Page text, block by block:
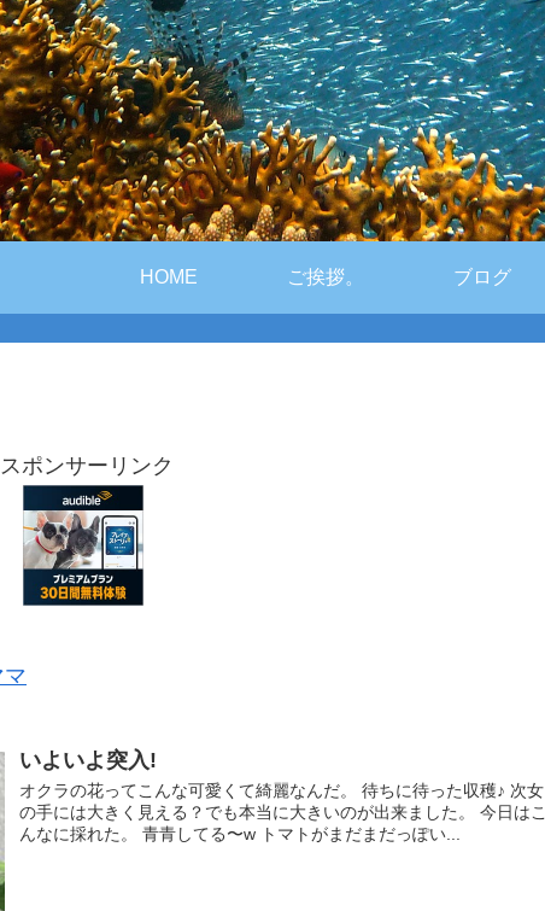
HOME ご挨拶。 ブログ
スポンサーリンク
いよいよ突入!
オクラの花ってこんな可愛くて綺麗なんだ。 待ちに待った収穫♪ 次女
の手には大きく見える？でも本当に大きいのが出来ました。 今日はこ
んなに採れた。 青青してる〜w トマトがまだまだっぽい...